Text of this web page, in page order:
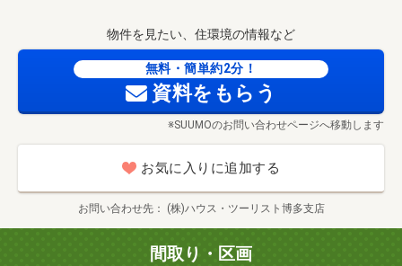
①現地で直行直帰お手軽の旅（約30分）
思い立ったらお家探しの旅に出かけよう(^^)/
実際のお部屋の雰囲気をいち早く体感したい方にオススメ♪
現地で待ち合わせして物件をご覧いただきます。
②希望のエリアで見たい聞きたい！エリア限定の旅（約2
物件を見たい、住環境の情報など
無料・簡単約2分！
資料をもらう
※SUUMOのお問い合わせページへ移動します
お気に入りに追加する
お問い合わせ先 (株)ハウス・ツーリスト博多支店
間取り・区画